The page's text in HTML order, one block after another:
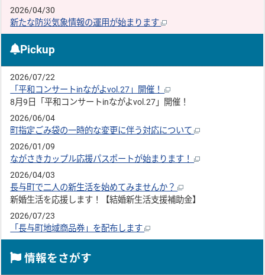
2026/04/30
新たな防災気象情報の運用が始まります
Pickup
2026/07/22
「平和コンサートinながよvol.27」開催！
8月9日「平和コンサートinながよvol.27」開催！
2026/06/04
町指定ごみ袋の一時的な変更に伴う対応について
2026/01/09
ながさきカップル応援パスポートが始まります！
2026/04/03
長与町で二人の新生活を始めてみませんか？
新婚生活を応援します！【結婚新生活支援補助金】
2026/07/23
「長与町地域商品券」を配布します
情報をさがす